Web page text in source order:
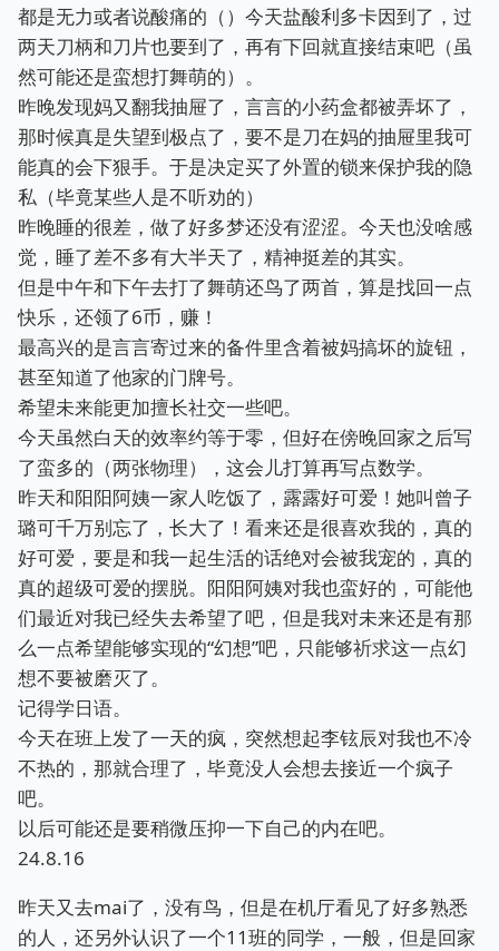
都是无力或者说酸痛的（）今天盐酸利多卡因到了，过
两天刀柄和刀片也要到了，再有下回就直接结束吧（虽
然可能还是蛮想打舞萌的）。
昨晚发现妈又翻我抽屉了，言言的小药盒都被弄坏了，
那时候真是失望到极点了，要不是刀在妈的抽屉里我可
能真的会下狠手。于是决定买了外置的锁来保护我的隐
私（毕竟某些人是不听劝的）
昨晚睡的很差，做了好多梦还没有涩涩。今天也没啥感
觉，睡了差不多有大半天了，精神挺差的其实。
但是中午和下午去打了舞萌还鸟了两首，算是找回一点
快乐，还领了6币，赚！
最高兴的是言言寄过来的备件里含着被妈搞坏的旋钮，
甚至知道了他家的门牌号。
希望未来能更加擅长社交一些吧。
今天虽然白天的效率约等于零，但好在傍晚回家之后写
了蛮多的（两张物理），这会儿打算再写点数学。
昨天和阳阳阿姨一家人吃饭了，露露好可爱！她叫曾子
璐可千万别忘了，长大了！看来还是很喜欢我的，真的
好可爱，要是和我一起生活的话绝对会被我宠的，真的
真的超级可爱的摆脱。阳阳阿姨对我也蛮好的，可能他
们最近对我已经失去希望了吧，但是我对未来还是有那
么一点希望能够实现的“幻想”吧，只能够祈求这一点幻
想不要被磨灭了。
记得学日语。
今天在班上发了一天的疯，突然想起李铉辰对我也不冷
不热的，那就合理了，毕竟没人会想去接近一个疯子
吧。
以后可能还是要稍微压抑一下自己的内在吧。
24.8.16
昨天又去mai了，没有鸟，但是在机厅看见了好多熟悉
的人，还另外认识了一个11班的同学，一般，但是回家